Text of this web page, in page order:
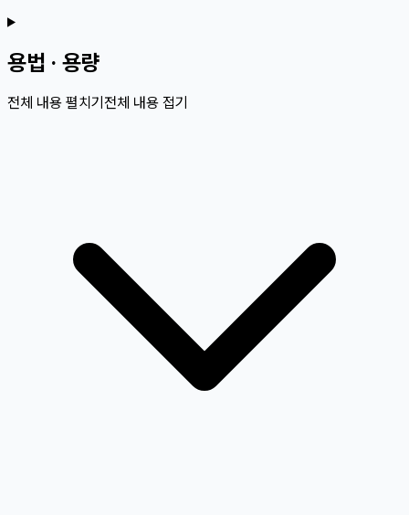
용법 · 용량
전체 내용 펼치기전체 내용 접기